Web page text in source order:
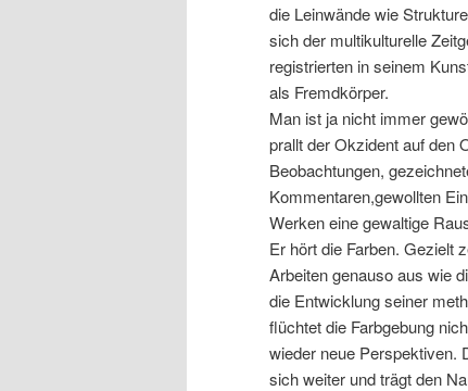
die Leinwände wie
sich der multikulturelle
registrierten in seinem
als Fremdkörper.
Man ist ja nicht immer
prallt der Okzident auf den
Beobachtungen,
Kommentaren,gewollten
Werken eine gewaltige
Er hört die Farben. Gezielt
Arbeiten genauso aus wie
die Entwicklung seiner
flüchtet die Farbgebung
wieder neue Perspektiven.
sich weiter und trägt den